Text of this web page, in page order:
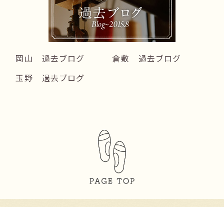
岡山 過去ブログ
倉敷 過去ブログ
玉野 過去ブログ